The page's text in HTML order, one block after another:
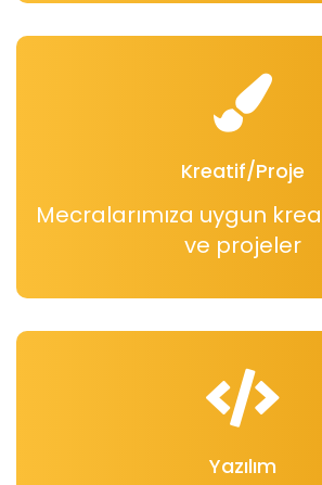
Kreatif/Proje
Mecralarımıza uygun
ve projeler
Yazılım